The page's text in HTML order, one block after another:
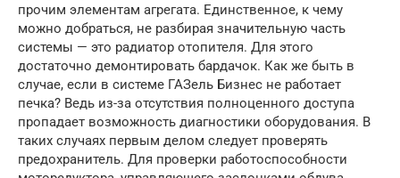
прочим элементам агрегата. Единственное, к чему
можно добраться, не разбирая значительную часть
системы — это радиатор отопителя. Для этого
достаточно демонтировать бардачок. Как же быть в
случае, если в системе ГАЗель Бизнес не работает
печка? Ведь из-за отсутствия полноценного доступа
пропадает возможность диагностики оборудования. В
таких случаях первым делом следует проверять
предохранитель. Для проверки работоспособности